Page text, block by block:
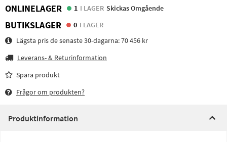
ONLINELAGER
1 I LAGER Skickas Omgående
BUTIKSLAGER 0 I LAGER
Lägsta pris de senaste 30-dagarna:70 456 kr
Leverans- & Returinformation
Spara produkt
Frågor om produkten?
Produktinformation